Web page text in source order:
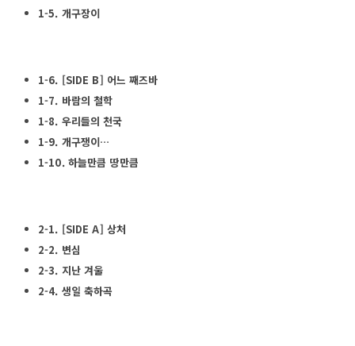
1-5. 개구장이
1-6. [SIDE B] 어느 째즈바
1-7. 바람의 철학
1-8. 우리들의 천국
1-9. 개구쟁이…
1-10. 하늘만큼 땅만큼
2-1. [SIDE A] 상처
2-2. 변심
2-3. 지난 겨울
2-4. 생일 축하곡